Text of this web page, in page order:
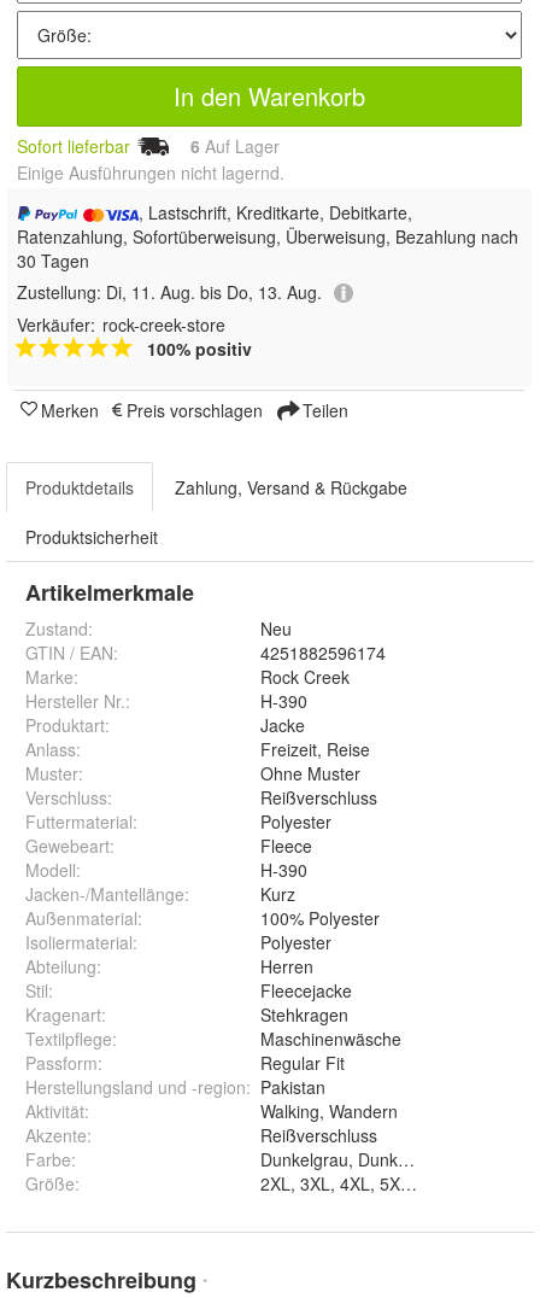
In den Warenkorb
Sofort lieferbar 6 Auf Lager
Einige Ausführungen nicht lagernd.
, Lastschrift, Kreditkarte, Debitkarte,
Ratenzahlung, Sofortüberweisung, Überweisung, Bezahlung nach
30 Tagen
Zustellung: Di, 11. Aug. bis Do, 13. Aug.
Verkäufer: rock-creek-store
100% positiv
Merken Preis vorschlagen Teilen
Produktdetails Zahlung, Versand & Rückgabe
Produktsicherheit
Artikelmerkmale
Zustand:
Neu
GTIN / EAN:
4251882596174
Marke:
Rock Creek
Hersteller Nr.:
H-390
Produktart:
Jacke
Anlass:
Freizeit, Reise
Muster:
Ohne Muster
Verschluss:
Reißverschluss
Futtermaterial:
Polyester
Gewebeart:
Fleece
Modell:
H-390
Jacken-/Mantellänge:
Kurz
Außenmaterial:
100% Polyester
Isoliermaterial:
Polyester
Abteilung:
Herren
Stil:
Fleecejacke
Kragenart:
Stehkragen
Textilpflege:
Maschinenwäsche
Passform:
Regular Fit
Herstellungsland und -region: Pakistan
Aktivität:
Walking, Wandern
Akzente:
Reißverschluss
Farbe:
Größe:
Kurzbeschreibung *